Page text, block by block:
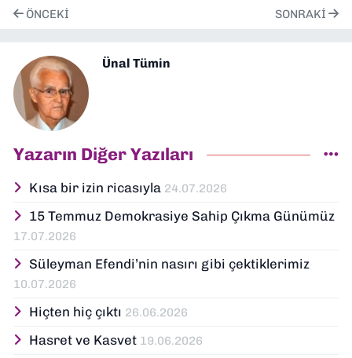
ÖNCEKI SONRAKI
Ünal Tümin
Yazarın Diğer Yazıları
Kısa bir izin ricasıyla 24.07.2026
15 Temmuz Demokrasiye Sahip Çıkma Günümüz
17.07.2026
Süleyman Efendi’nin nasırı gibi çektiklerimiz
10.07.2026
Hiçten hiç çıktı 26.06.2026
Hasret ve Kasvet 19.06.2026